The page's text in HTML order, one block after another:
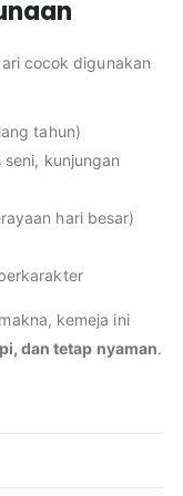
cocok digunakan
tahun)
kunjungan
hari besar)
kemeja ini
dan tetap nyaman.